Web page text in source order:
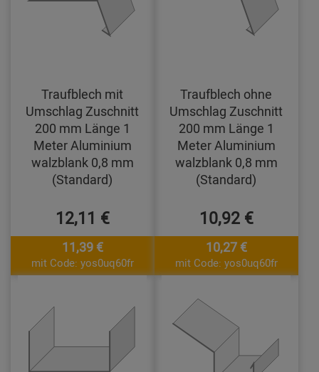
Traufblech mit
Umschlag Zuschnitt
200 mm Länge 1
Meter Aluminium
walzblank 0,8 mm
(Standard)
12,11 €
11,39 €
mit Code: yos0uq60fr
Traufblech ohne
Umschlag Zuschnitt
200 mm Länge 1
Meter Aluminium
walzblank 0,8 mm
(Standard)
10,92 €
10,27 €
mit Code: yos0uq60fr